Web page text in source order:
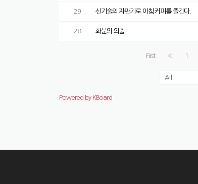
29 신기술의 자판기로 아침 커피를 즐긴다.
28 화분의 외출
First « 1
Powered by KBoard